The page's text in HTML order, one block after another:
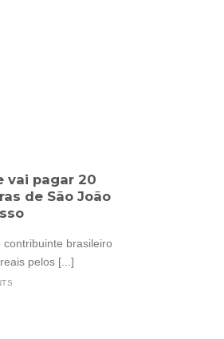
vai pagar 20
de São João
brasileiro
pelos [...]